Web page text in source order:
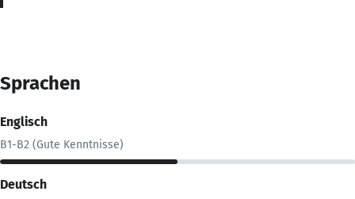
Sprachen
Englisch
B1-B2 (Gute Kenntnisse)
Deutsch